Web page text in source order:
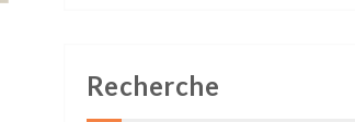
Recherche